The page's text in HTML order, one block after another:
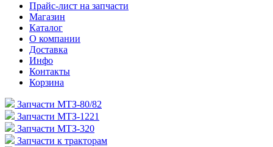
Прайс-лист на запчасти
Магазин
Каталог
О компании
Доставка
Инфо
Контакты
Корзина
Запчасти МТЗ-80/82
Запчасти МТЗ-1221
Запчасти МТЗ-320
Запчасти к тракторам